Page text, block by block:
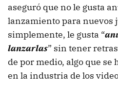
aseguró que no le gusta
lanzamiento para nuevos
simplemente, le gusta “
lanzarlas” sin tener
de por medio, algo que se
en la industria de los